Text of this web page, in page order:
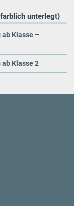
unterlegt)
Klasse –
Klasse 2